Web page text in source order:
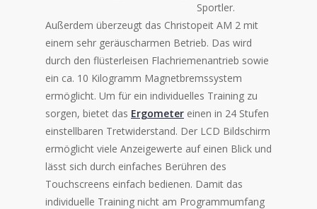
Sportler.
Außerdem überzeugt das Christopeit AM 2 mit
einem sehr geräuscharmen Betrieb. Das wird
durch den flüsterleisen Flachriemenantrieb sowie
ein ca. 10 Kilogramm Magnetbremssystem
ermöglicht. Um für ein individuelles Training zu
sorgen, bietet das Ergometer einen in 24 Stufen
einstellbaren Tretwiderstand. Der LCD Bildschirm
ermöglicht viele Anzeigewerte auf einen Blick und
lässt sich durch einfaches Berühren des
Touchscreens einfach bedienen. Damit das
individuelle Training nicht am Programmumfang